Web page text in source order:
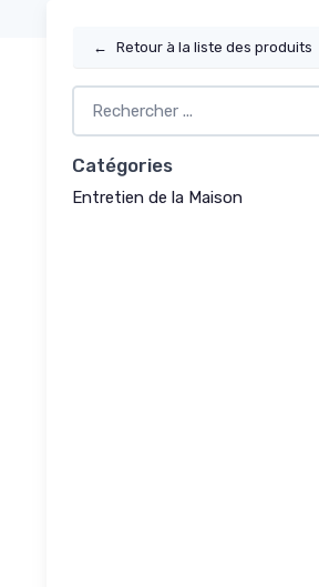
← Retour à la liste des produits
Catégories
Entretien de la Maison